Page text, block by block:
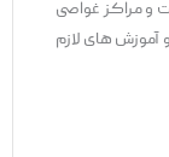
مراکز غواصی
‌های لازم